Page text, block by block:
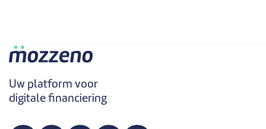
Uw platform voor
digitale financiering